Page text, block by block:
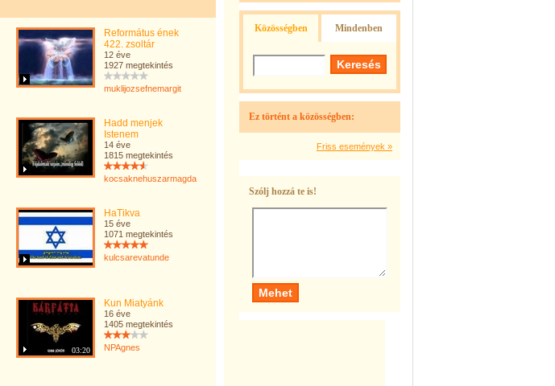
Református ének
422. zsoltár
12 éve
1927 megtekintés
muklijozsefnemargit
Hadd menjek
Istenem
14 éve
1815 megtekintés
kocsaknehuszarmagda
HaTikva
15 éve
1071 megtekintés
kulcsarevatunde
03:20
Kun Miatyánk
16 éve
1405 megtekintés
NPAgnes
Közösségben Mindenben
Ez történt a közösségben:
Friss események »
Szólj hozzá te is!